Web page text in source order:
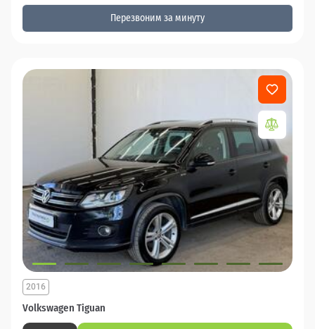
Перезвоним за минуту
Volkswagen Tiguan
2016